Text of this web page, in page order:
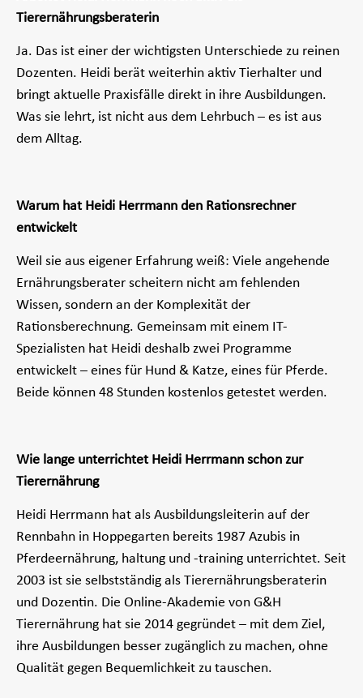
Tierernährungsberaterin
Ja. Das ist einer der wichtigsten Unterschiede zu reinen
Dozenten. Heidi berät weiterhin aktiv Tierhalter und
bringt aktuelle Praxisfälle direkt in ihre Ausbildungen.
Was sie lehrt, ist nicht aus dem Lehrbuch – es ist aus
dem Alltag.
Warum hat Heidi Herrmann den Rationsrechner
entwickelt
Weil sie aus eigener Erfahrung weiß: Viele angehende
Ernährungsberater scheitern nicht am fehlenden
Wissen, sondern an der Komplexität der
Rationsberechnung. Gemeinsam mit einem IT-
Spezialisten hat Heidi deshalb zwei Programme
entwickelt – eines für Hund & Katze, eines für Pferde.
Beide können 48 Stunden kostenlos getestet werden.
Wie lange unterrichtet Heidi Herrmann schon zur
Tierernährung
Heidi Herrmann hat als Ausbildungsleiterin auf der
Rennbahn in Hoppegarten bereits 1987 Azubis in
Pferdeernährung, haltung und -training unterrichtet. Seit
2003 ist sie selbstständig als Tierernährungsberaterin
und Dozentin. Die Online-Akademie von G&H
Tierernährung hat sie 2014 gegründet – mit dem Ziel,
ihre Ausbildungen besser zugänglich zu machen, ohne
Qualität gegen Bequemlichkeit zu tauschen.